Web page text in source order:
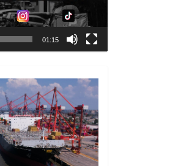
01:15